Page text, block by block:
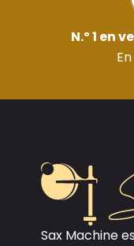
N.º 1 en
Sax Machine